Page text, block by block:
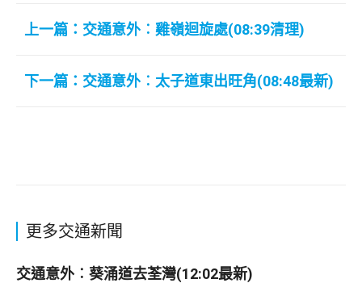
上一篇：交通意外︰雞嶺迴旋處(08:39清理)
下一篇：交通意外︰太子道東出旺角(08:48最新)
更多交通新聞
交通意外︰葵涌道去荃灣(12:02最新)